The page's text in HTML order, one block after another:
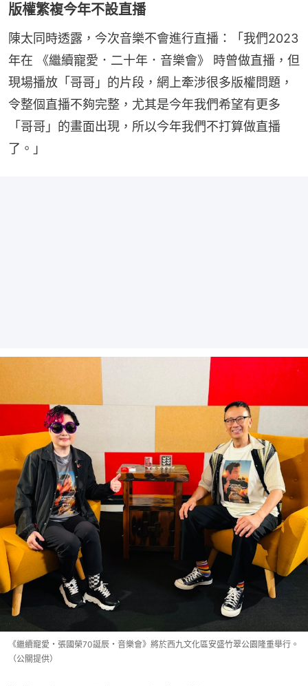
版權繁複今年不設直播
陳太同時透露，今次音樂不會進行直播：「我們2023
年在 《繼續寵愛．二十年．音樂會》 時曾做直播，但
現場播放「哥哥」的片段，網上牽涉很多版權問題，
令整個直播不夠完整，尤其是今年我們希望有更多
「哥哥」的畫面出現，所以今年我們不打算做直播
了。」
《繼續寵愛・張國榮70誕辰・音樂會》將於西九文化區安盛竹翠公園隆重舉行。
（公關提供）